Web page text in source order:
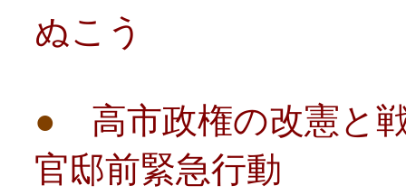
ぬこう
● 高市政権の改憲と
官邸前緊急行動